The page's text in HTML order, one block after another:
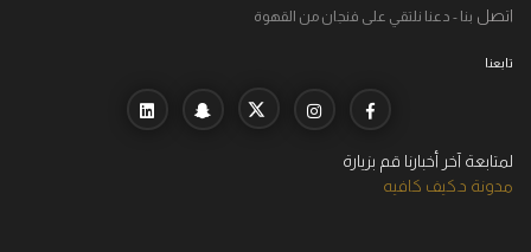
اتصل بنا - دعنا نلتقي على فنجان من القهوة
تابعنا
لمتابعة آخر أخبارنا قم بزيارة
مدونة د.كيف كافيه